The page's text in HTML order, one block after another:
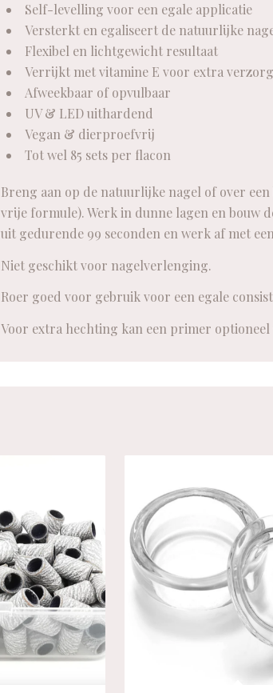
Self-levelling voor een egale applicatie
Versterkt en egaliseert de natuurlijke
Flexibel en lichtgewicht resultaat
Verrijkt met vitamine E voor extra
Afweekbaar of opvulbaar
UV & LED uithardend
Vegan & dierproefvrij
Tot wel 85 sets per flacon
Breng aan op de natuurlijke nagel of over
vrije formule). Werk in dunne lagen en bouw
uit gedurende 99 seconden en werk af met
Niet geschikt voor nagelverlenging.
Roer goed voor gebruik voor een egale
Voor extra hechting kan een primer